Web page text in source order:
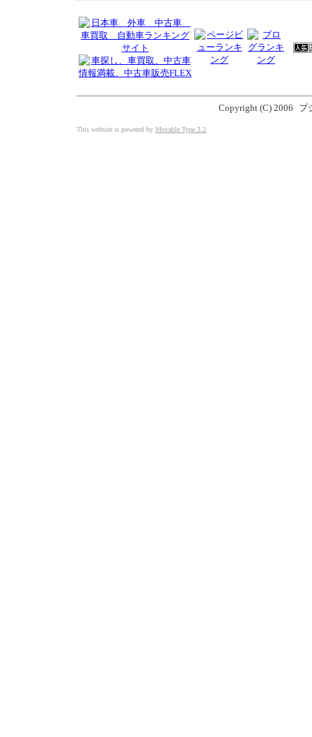
Copyright (C) 2006 プ
This website is powered by Movable Type 3.2